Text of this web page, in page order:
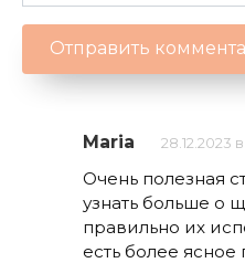
Maria 28.12.2023 в
Очень полезная
узнать больше о
правильно их
есть более